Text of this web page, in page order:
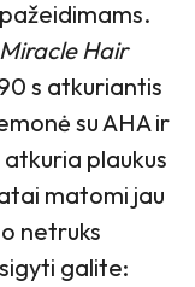
Miracle Hair
s atkuriantis
su AHA ir
plaukus
matomi jau
netruks
galite: